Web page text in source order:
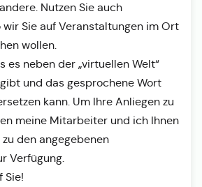
Nutzen Sie auch
wir Sie auf Veranstaltungen im Ort
wollen.
es neben der „virtuellen Welt“
und das gesprochene Wort
kann. Um Ihre Anliegen zu
meine Mitarbeiter und ich Ihnen
den angegebenen
Verfügung.
Sie!